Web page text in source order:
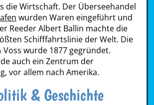
die Wirtschaft. Der Überseehandel
wurden Waren eingeführt und
Reeder Albert Ballin machte die
Schifffahrtslinie der Welt. Die
wurde 1877 gegründet.
auch ein Zentrum der
vor allem nach Amerika.
& Geschichte